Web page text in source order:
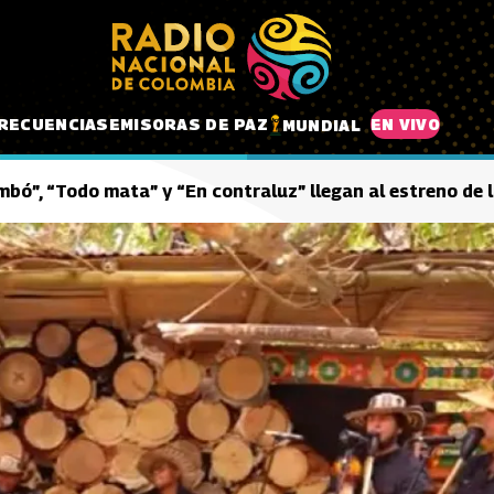
EMISORAS DE PAZ MUNDIAL EN VIVO
“Todo mata” y “En contraluz” llegan al estreno de